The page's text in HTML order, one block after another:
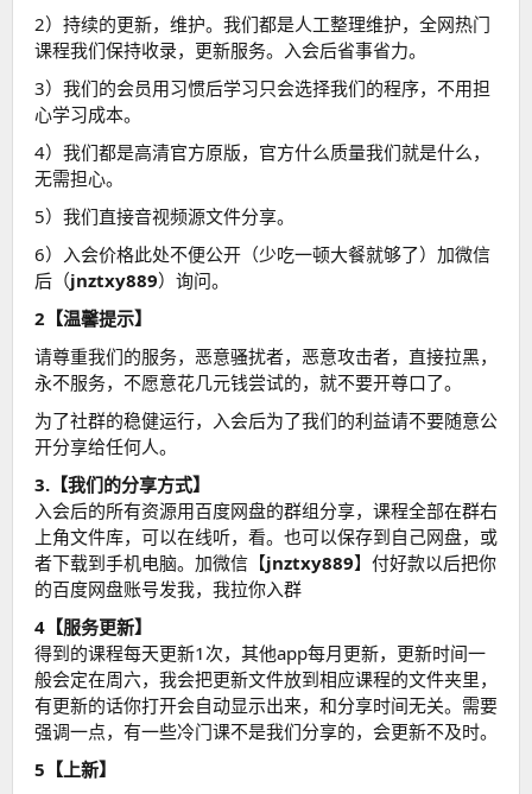
2）持续的更新，维护。我们都是人工整理维护，全网热门
课程我们保持收录，更新服务。入会后省事省力。
3）我们的会员用习惯后学习只会选择我们的程序，不用担
心学习成本。
4）我们都是高清官方原版，官方什么质量我们就是什么，
无需担心。
5）我们直接音视频源文件分享。
6）入会价格此处不便公开（少吃一顿大餐就够了）加微信
后（jnztxy889）询问。
2【温馨提示】
请尊重我们的服务，恶意骚扰者，恶意攻击者，直接拉黑，
永不服务，不愿意花几元钱尝试的，就不要开尊口了。
为了社群的稳健运行，入会后为了我们的利益请不要随意公
开分享给任何人。
3.【我们的分享方式】
入会后的所有资源用百度网盘的群组分享，课程全部在群右
上角文件库，可以在线听，看。也可以保存到自己网盘，或
者下载到手机电脑。加微信【jnztxy889】付好款以后把你
的百度网盘账号发我，我拉你入群
4【服务更新】
得到的课程每天更新1次，其他app每月更新，更新时间一
般会定在周六，我会把更新文件放到相应课程的文件夹里，
有更新的话你打开会自动显示出来，和分享时间无关。需要
强调一点，有一些冷门课不是我们分享的，会更新不及时。
5【上新】